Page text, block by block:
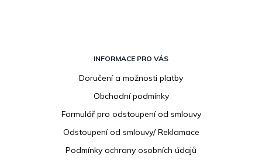
INFORMACE PRO VÁS
Doručení a možnosti platby
Obchodní podmínky
Formulář pro odstoupení od smlouvy
Odstoupení od smlouvy/ Reklamace
Podmínky ochrany osobních údajů